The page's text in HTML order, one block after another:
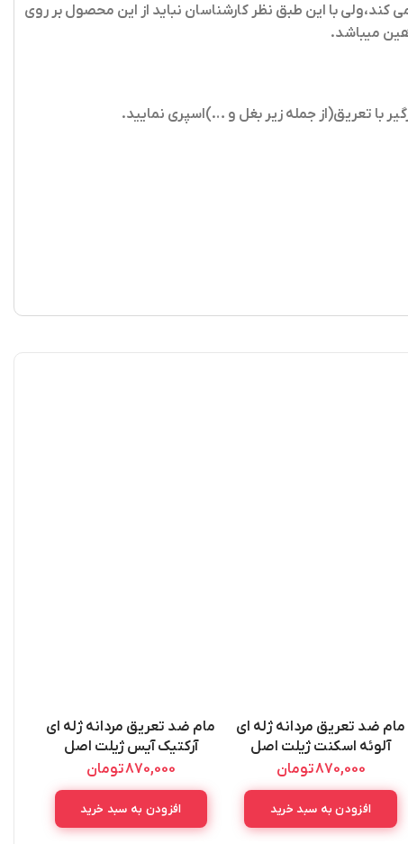
با این طبق نظر کارشناسان نباید از این محصول بر روی
میباشد.
مام ضد تعریق مردانه ژله ای
آلوئه اسکنت ژیلت اصل
GILLETTE
ANTIPERSPIRANT GEL
ALOE SCENT 70ML
870,000تومان
افزودن به سبد خرید
مام ضد تعریق مردانه ژله ای
آرکتیک آیس ژیلت اصل
GILLETTE
ANTIPERSPIRANT GEL
ARCTIC ICE 70ML
870,000تومان
افزودن به سبد خرید